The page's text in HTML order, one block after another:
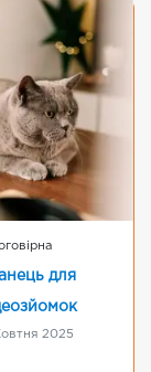
для
2025